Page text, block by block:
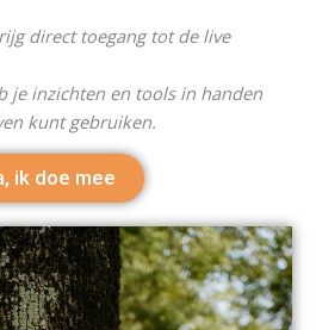
direct toegang tot de live
je inzichten en tools in handen
kunt gebruiken.
ik doe mee